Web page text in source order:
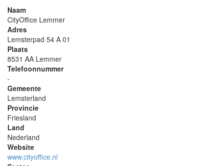
Naam
CityOffice Lemmer
Adres
Lemsterpad 54 A 01
Plaats
8531 AA Lemmer
Telefoonnummer
-
Gemeente
Lemsterland
Provincie
Friesland
Land
Nederland
Website
www.cityoffice.nl